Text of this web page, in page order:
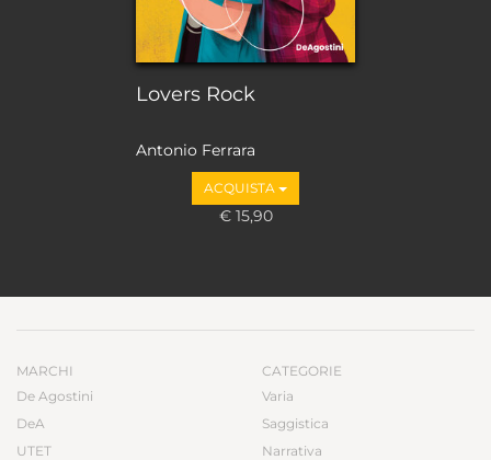
Lovers Rock
Antonio Ferrara
ACQUISTA
€ 15,90
MARCHI
De Agostini
DeA
UTET
CATEGORIE
Varia
Saggistica
Narrativa